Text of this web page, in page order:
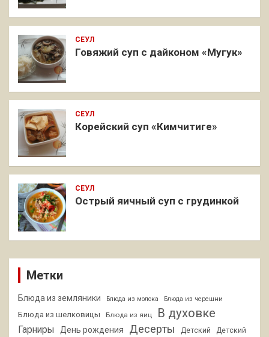
СЕУЛ
Говяжий суп с дайконом «Мугук»
СЕУЛ
Корейский суп «Кимчитиге»
СЕУЛ
Острый яичный суп с грудинкой
Метки
Блюда из земляники Блюда из молока Блюда из черешни
Блюда из шелковицы Блюда из яиц В духовке
Гарниры День рождения Десерты Детский
Детский